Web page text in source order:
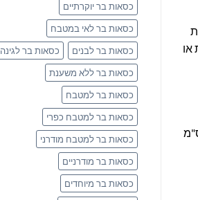
או
או לאי במטבח קרוב לוודאי שכסאות בר בגובה בין 60-68 ס"מ
כסאות בר יוקרתיים
כסאות בר לאי במטבח
כסאות בר לבנים
כסאות בר לגינה
כסאות בר ללא משענת
כסאות בר למטבח
כסאות בר למטבח כפרי
כסאות בר למטבח מודרני
כסאות בר מודרניים
כסאות בר מיוחדים